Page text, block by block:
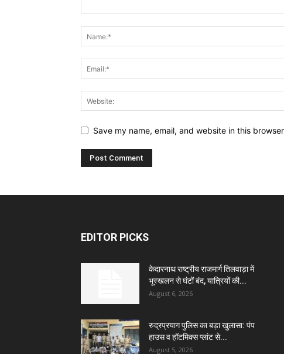
Save my name, email, and website in this
EDITOR PICKS
केदारनाथ राष्ट्रीय राजमार्ग तिलवाड़ा में
भूस्खलन से घंटों बंद, यात्रियों की...
August 6, 2026
रुद्रप्रयाग पुलिस का बड़ा खुलासा: पंप
हाउस व हॉटमिक्स प्लांट से...
August 5, 2026